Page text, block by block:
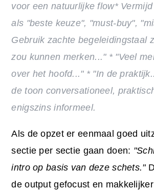
voor een natuurlijke flow*Vermijd
als "beste keuze", "must-buy",
Gebruik zachte begeleidingstaal
zou kunnen merken..."* "Veel
over het hoofd..."* "In de
de toon conversationeel,
enigszins informeel.
Als de opzet er eenmaal goed
sectie per sectie gaan doen:
intro op basis van deze schets."
de output gefocust en